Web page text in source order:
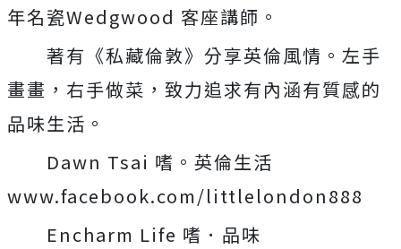
年名瓷Wedgwood 客座講師。
著有《私藏倫敦》分享英倫風情。左手
畫畫，右手做菜，致力追求有內涵有質感的
品味生活。
Dawn Tsai 嗜。英倫生活
www.facebook.com/littlelondon888
Encharm Life 嗜．品味